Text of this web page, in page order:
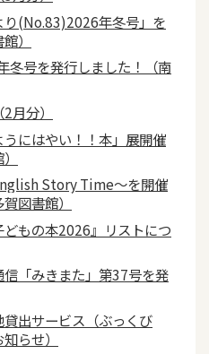
り(No.83)2026年冬号」を
）
冬号を発行しました！（南
月分）
にはやい！！本」展開催
Story Time～を開催
図書館）
どもの本2026』リストにつ
「みきまた」第37号を発
出サービス（ぶっくび
らせ）